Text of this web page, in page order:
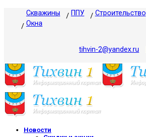
Скважины ППУ Строительство
Окна
tihvin-2@yandex.ru
Новости